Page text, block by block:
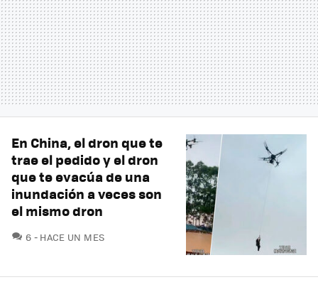
En China, el dron que te
trae el pedido y el dron
que te evacúa de una
inundación a veces son
el mismo dron
6 COMENTARIOS
HACE UN MES